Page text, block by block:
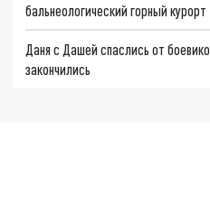
бальнеологический горный курорт
Даня с Дашей спаслись от
закончились